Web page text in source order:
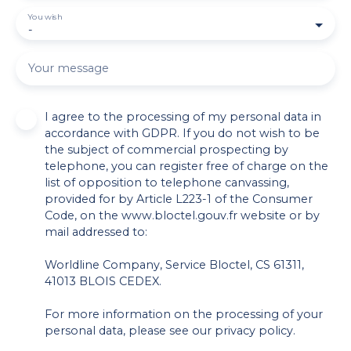
-
You wish
Your message
I agree to the processing of my personal data in
accordance with GDPR. If you do not wish to be
the subject of commercial prospecting by
telephone, you can register free of charge on the
list of opposition to telephone canvassing,
provided for by Article L223-1 of the Consumer
Code, on the www.bloctel.gouv.fr website or by
mail addressed to:
Worldline Company, Service Bloctel, CS 61311,
41013 BLOIS CEDEX.
For more information on the processing of your
personal data, please see our privacy policy.